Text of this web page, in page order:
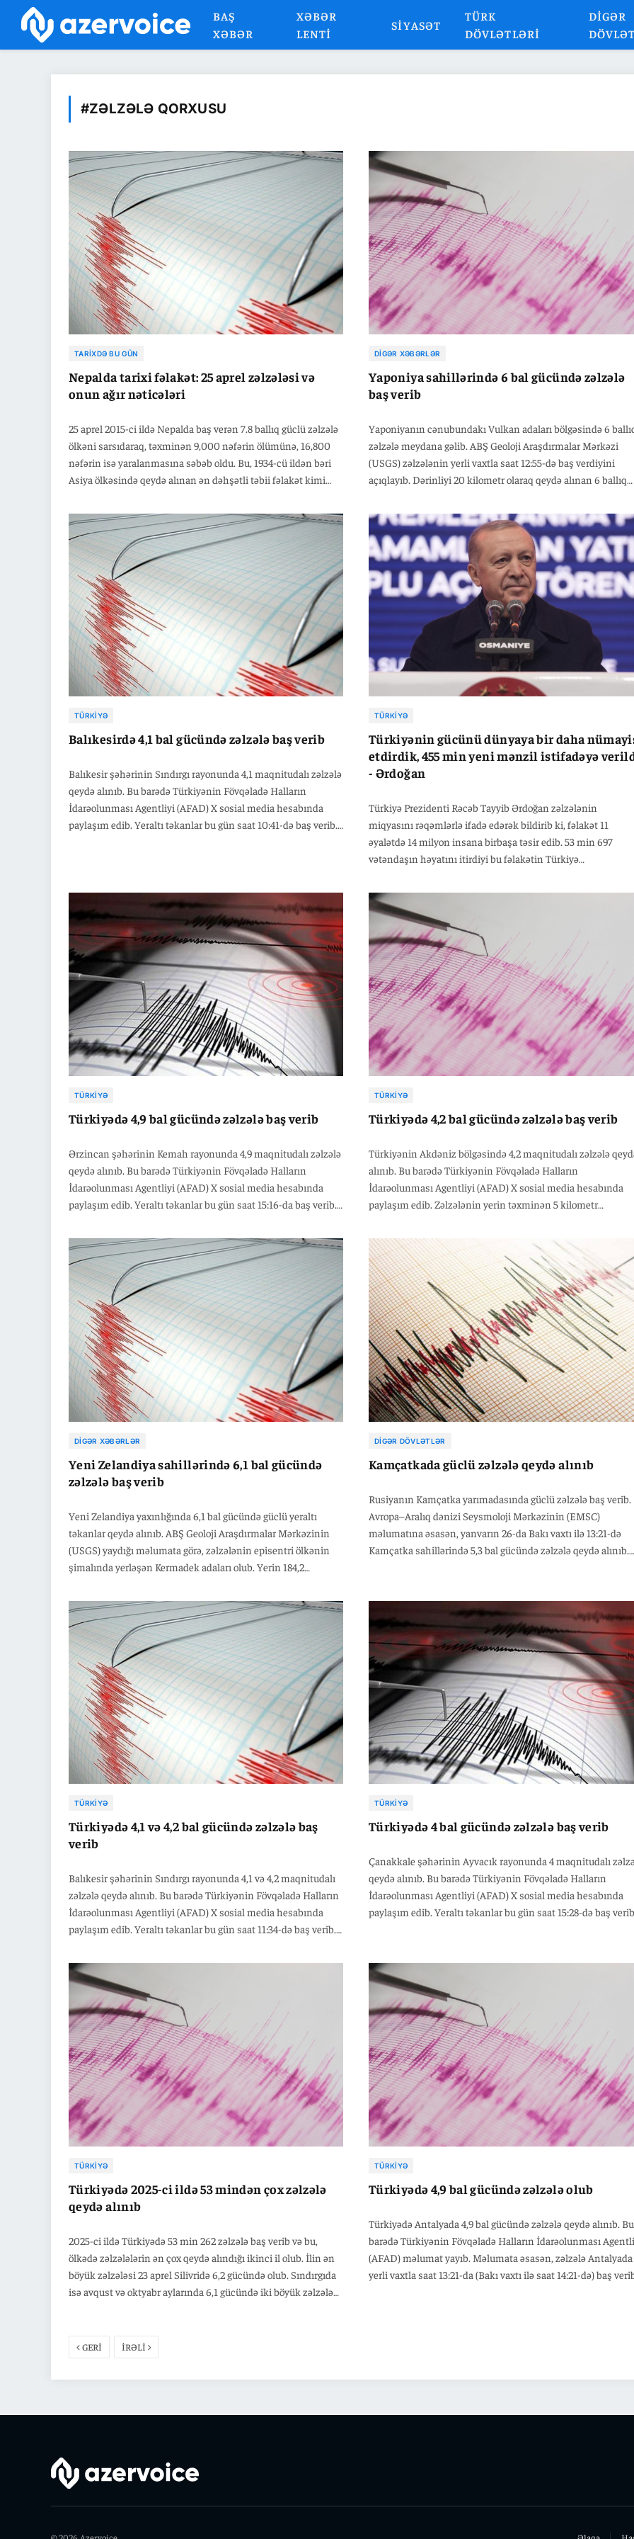
BAŞ
XƏBƏR
XƏBƏR
LENTI
SIYASƏT
TÜRK
DÖVLƏTLƏRI
DIGƏR
#ZƏLZƏLƏ QORXUSU
TARIXDƏ BU GÜN
Nepalda tarixi fəlakət: 25 aprel zəlzələsi və
onun ağır nəticələri
25 aprel 2015-ci ildə Nepalda baş verən 7.8 ballıq güclü zəlzələ
ölkəni sarsıdaraq, təxminən 9,000 nəfərin ölümünə, 16,800
nəfərin isə yaralanmasına səbəb oldu. Bu, 1934-cü ildən bəri
Asiya ölkəsində qeydə alınan ən dəhşətli təbii fəlakət kimi
DIGƏR XƏBƏRLƏR
Yaponiya sahillərində 6 bal gücündə zəlzələ
baş verib
Yaponiyanın cənubundakı Vulkan adaları bölgəsində 6
zəlzələ meydana gəlib. ABŞ Geoloji Araşdırmalar Mərkəzi
(USGS) zəlzələnin yerli vaxtla saat 12:55-də baş verdiyini
açıqlayıb. Dərinliyi 20 kilometr olaraq qeydə alınan 6 ballıq
Zəlzələdən sonra sunami xəbərdarlığı edilməyib.
paytaxtı Tokionun 1250 kilometr cənubunda yerləşən
adalarında mülki yaşayış məntəqəsinin olmadığı, yalnız İvo
Cima adasında hərbi birliyin yerləşdiyi bildirilir.
TÜRKIYƏ
Balıkesirdə 4,1 bal gücündə zəlzələ baş verib
Balıkesir şəhərinin Sındırgı rayonunda 4,1 maqnitudalı zəlzələ
qeydə alınıb. Bu barədə Türkiyənin Fövqəladə Halların
İdarəolunması Agentliyi (AFAD) X sosial media hesabında
paylaşım edib. Yeraltı təkanlar bu gün saat 10:41-də baş verib.
TÜRKIYƏ
Türkiyənin gücünü dünyaya bir daha
etdirdik, 455 min yeni mənzil istifadəyə
- Ərdoğan
Türkiyə Prezidenti Rəcəb Tayyib Ərdoğan zəlzələnin
miqyasını rəqəmlərlə ifadə edərək bildirib ki, fəlakət 11
əyalətdə 14 milyon insana birbaşa təsir edib. 53 min 697
vətəndaşın həyatını itirdiyi bu fəlakətin Türkiyə
milyard dolları tapıb. Bu məbləğ ölkənin 2023-cü il üzrə milli
gəlirinin təxminən 9 faizinə bərabərdir.
TÜRKIYƏ
Türkiyədə 4,9 bal gücündə zəlzələ baş verib
Ərzincan şəhərinin Kemah rayonunda 4,9 maqnitudalı zəlzələ
qeydə alınıb. Bu barədə Türkiyənin Fövqəladə Halların
İdarəolunması Agentliyi (AFAD) X sosial media hesabında
paylaşım edib. Yeraltı təkanlar bu gün saat 15:16-da baş verib.
verdiyi bildirilib.
TÜRKIYƏ
Türkiyədə 4,2 bal gücündə zəlzələ baş verib
Türkiyənin Akdəniz bölgəsində 4,2 maqnitudalı zəlzələ qeydə
alınıb. Bu barədə Türkiyənin Fövqəladə Halların
İdarəolunması Agentliyi (AFAD) X sosial media hesabında
paylaşım edib. Zəlzələnin yerin təxminən 5 kilometr
zəlzələ bölgədə hiss olunsa da, hazırda dağıntı və ya mənfi
qeydə alınmayıb.
DIGƏR XƏBƏRLƏR
Yeni Zelandiya sahillərində 6,1 bal gücündə
zəlzələ baş verib
Yeni Zelandiya yaxınlığında 6,1 bal gücündə güclü yeraltı
təkanlar qeydə alınıb. ABŞ Geoloji Araşdırmalar Mərkəzinin
(USGS) yaydığı məlumata görə, zəlzələnin episentri ölkənin
şimalında yerləşən Kermadek adaları olub. Yerin 184,2
məlumatlara əsasən, hər hansı can itkisi və ya ciddi dağıntı
qeydə alınmayıb. Sakit okeanda baş verən təkanlardan sonra
rəsmi qurumlar tərəfindən sunami xəbərdarlığı edilməyib.
DIGƏR DÖVLƏTLƏR
Kamçatkada güclü zəlzələ qeydə alınıb
Rusiyanın Kamçatka yarımadasında güclü zəlzələ baş verib.
Avropa–Aralıq dənizi Seysmoloji Mərkəzinin (EMSC)
məlumatına əsasən, yanvarın 26-da Bakı vaxtı ilə 13:21-də
Kamçatka sahillərində 5,3 bal gücündə zəlzələ qeydə alınıb.
Zəlzələnin ocağı 32 kilometr dərinlikdə qeydə alınıb.
TÜRKIYƏ
Türkiyədə 4,1 və 4,2 bal gücündə zəlzələ baş
verib
Balıkesir şəhərinin Sındırgı rayonunda 4,1 və 4,2 maqnitudalı
zəlzələ qeydə alınıb. Bu barədə Türkiyənin Fövqəladə Halların
İdarəolunması Agentliyi (AFAD) X sosial media hesabında
paylaşım edib. Yeraltı təkanlar bu gün saat 11:34-də baş verib.
baş verdiyi bildirilib.
TÜRKIYƏ
Türkiyədə 4 bal gücündə zəlzələ baş verib
Çanakkale şəhərinin Ayvacık rayonunda 4 maqnitudalı
qeydə alınıb. Bu barədə Türkiyənin Fövqəladə Halların
İdarəolunması Agentliyi (AFAD) X sosial media hesabında
paylaşım edib. Yeraltı təkanlar bu gün saat 15:28-də baş
olunsa da, hazırda dağıntı və ya mənfi hal qeydə alınmayıb.
TÜRKIYƏ
Türkiyədə 2025-ci ildə 53 mindən çox zəlzələ
qeydə alınıb
2025-ci ildə Türkiyədə 53 min 262 zəlzələ baş verib və bu,
ölkədə zəlzələlərin ən çox qeydə alındığı ikinci il olub. İlin ən
böyük zəlzələsi 23 aprel Silivridə 6,2 gücündə olub. Sındırgıda
isə avqust və oktyabr aylarında 6,1 gücündə iki böyük zəlzələ
Ankara, Etimesgut bölgələrində də gücü 3,6-5 olan zəlzələlər
nəfər ölüb, 594 nəfər yaralanıb.
TÜRKIYƏ
Türkiyədə 4,9 bal gücündə zəlzələ olub
Türkiyədə Antalyada 4,9 bal gücündə zəlzələ qeydə alınıb. Bu
barədə Türkiyənin Fövqəladə Halların İdarəolunması
(AFAD) məlumat yayıb. Məlumata əsasən, zəlzələ Antalyada
yerli vaxtla saat 13:21-da (Bakı vaxtı ilə saat 14:21-də) baş
GERİ İRƏLİ